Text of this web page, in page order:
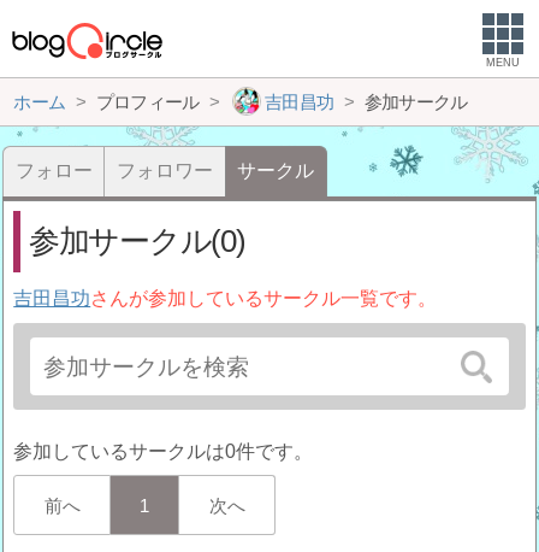
MENU
ホーム プロフィール 吉田昌功 参加サークル
フォロー フォロワー サークル
参加サークル(0)
吉田昌功さんが参加しているサークル一覧です。
参加しているサークルは0件です。
前へ 1 次へ